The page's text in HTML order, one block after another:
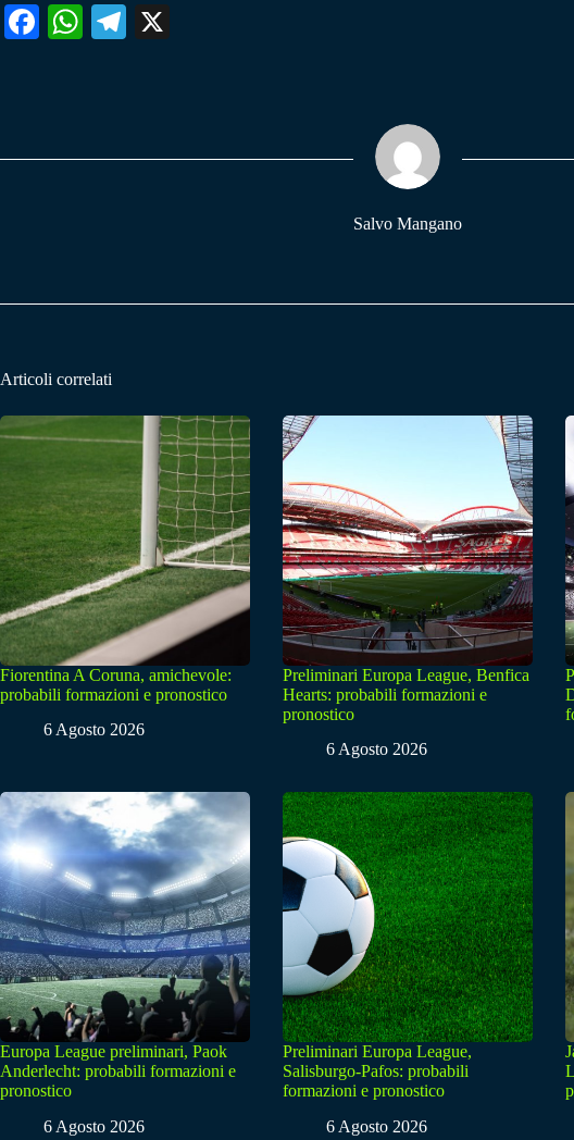
Fa W
pp
Te
m
Salvo Mangano
Articoli correlati
Fiorentina A Coruna, amichevole:
probabili formazioni e pronostico
6 Agosto 2026
Preliminari Europa League, Benfica
Hearts: probabili formazioni e
pronostico
6 Agosto 2026
Europa League preliminari, Paok
Anderlecht: probabili formazioni e
pronostico
6 Agosto 2026
Preliminari Europa League,
Salisburgo-Pafos: probabili
formazioni e pronostico
6 Agosto 2026